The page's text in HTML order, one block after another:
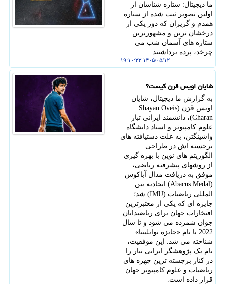
ما دیجیتال: ستاره شناسان از
اولین تصویر ثبت شده از ستاره
همدم و گریزان که دور یکی از
درخشان ترین و مشهورترین
ستاره های آسمان شب می
چرخد، پرده برداشتند.
۱۴۰۵/۰۵/۱۲ ۱۹:۱۰:۲۳
شایان اویس قرن کیست؟
به گزارش ما دیجیتال، شایان
اویس قَرَن (Shayan Oveis
Gharan)، دانشمند ایرانی تبار
علوم کامپیوتر و استاد دانشگاه
واشینگتن، به علت دستیافته های
برجسته اش در طراحی
الگوریتم های نوین با بهره گیری
از روشهای پیشرفته ریاضی،
موفق به دریافت مدال آباکوس
(Abacus Medal) اتحادیه بین
المللی ریاضیات (IMU) شد؛
جایزه ای که یکی از معتبرترین
افتخارات جهان برای ریاضیدانان
جوان شمرده می شود و تا سال
2022 با نام «جایزه نوانلیننا»
شناخته می شد. این موفقیت،
نام یک پژوهشگر ایرانی تبار را
در کنار برجسته ترین چهره های
ریاضیات و علوم کامپیوتر جهان
قرار داده است.